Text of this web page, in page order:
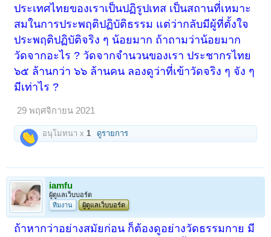
ประเทศไทยของเราเป็นปฏิรูปเทส เป็นสถานที่เหมาะ
สมในการประพฤติปฏิบัติธรรม แต่ว่ากลับมีผู้ที่ตั้งใจ
ประพฤติปฏิบัติจริง ๆ น้อยมาก ถ้าถามว่าน้อยมาก
วัดจากอะไร ? วัดจากจำนวนของเรา ประชากรไทย
๖๕ ล้านกว่า ๖๖ ล้านคน ลองดูว่าที่เข้าวัดจริง ๆ จัง ๆ
มีเท่าไร ?
29 พฤศจิกายน 2021
อนุโมทนา x1 ดูรายการ
iamfu
ผู้ดูแลเว็บบอร์ด
ทีมงาน
ผู้ดูแลเว็บบอร์ด
ถ้าหากว่าอย่างสมัยก่อน ก็ต้องดูอย่างวัดธรรมกาย มี